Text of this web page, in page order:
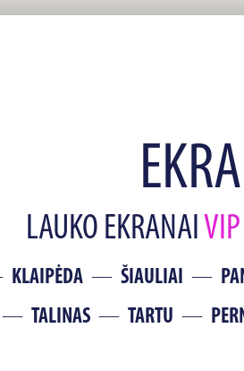
LAUKO EKRANAI
KLAIPĖDA ŠIAULIAI
TALINAS TARTU